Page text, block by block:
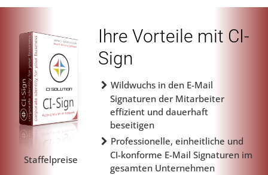
Staffelpreise
Ihre Vorteile mit CI-
Sign
Wildwuchs in den E-Mail
Signaturen der Mitarbeiter
effizient und dauerhaft
beseitigen
Professionelle, einheitliche und
CI-konforme E-Mail Signaturen im
gesamten Unternehmen